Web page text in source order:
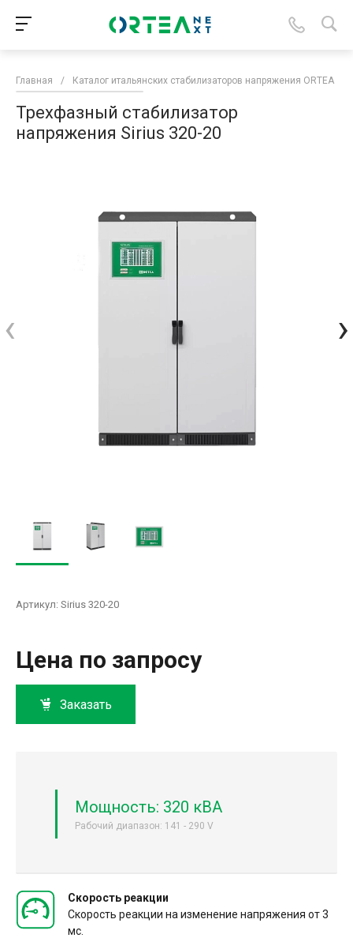
Главная / Каталог итальянских стабилизаторов напряжения ORTEA
Трехфазный стабилизатор
напряжения Sirius 320-20
‹ ›
Артикул: Sirius 320-20
Цена по запросу
Заказать
Мощность: 320 кВА
Рабочий диапазон: 141 - 290 V
Скорость реакции
Скорость реакции на изменение напряжения от 3
мс.